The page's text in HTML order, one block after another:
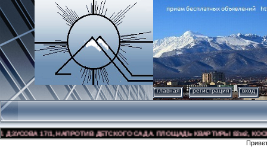
главная регистрация вход
17/1, НАПРОТИВ ДЕТСКОГО САДА. ПЛОЩАДЬ КВАРТИРЫ 82м2,